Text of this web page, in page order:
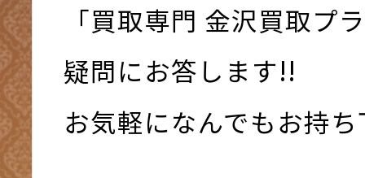
「買取専門 金沢買取プ
疑問にお答します!!
お気軽になんでもお持